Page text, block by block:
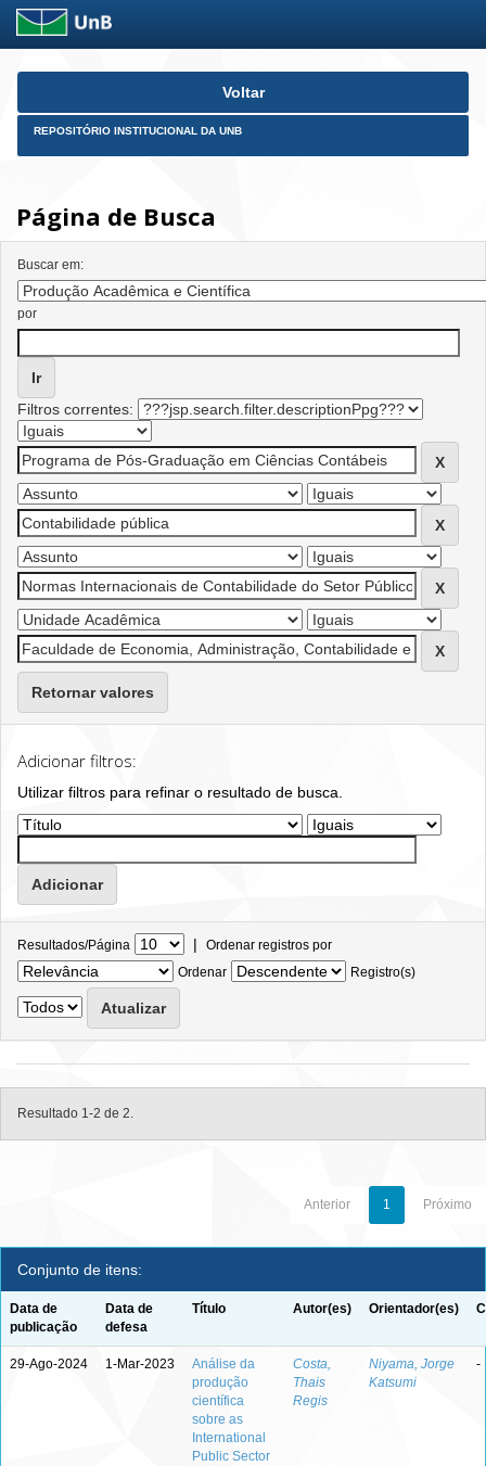
Skip
Voltar
REPOSITÓRIO INSTITUCIONAL DA UNB
Página de Busca
Buscar em:
por
Filtros correntes:
Retornar valores
Adicionar filtros:
Utilizar filtros para refinar o resultado de busca.
Resultados/Página | Ordenar registros por
Ordenar
Registro(s)
Resultado 1-2 de 2.
Anterior 1 Próximo
Conjunto de itens:
Data de
publicação
Data de
defesa
Título Autor(es) Orientador(es)
29-Ago-2024 1-Mar-2023
Análise da
produção
científica
sobre as
International
Public Sector
Costa,
Thais
Regis
Niyama, Jorge
Katsumi
-